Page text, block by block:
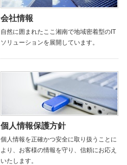
会社情報
自然に囲まれたここ湘南で地域密着型のIT
ソリューションを展開しています。
個人情報保護方針
個人情報を正確かつ安全に取り扱うことに
より、お客様の情報を守り、信頼にお応え
いたします。